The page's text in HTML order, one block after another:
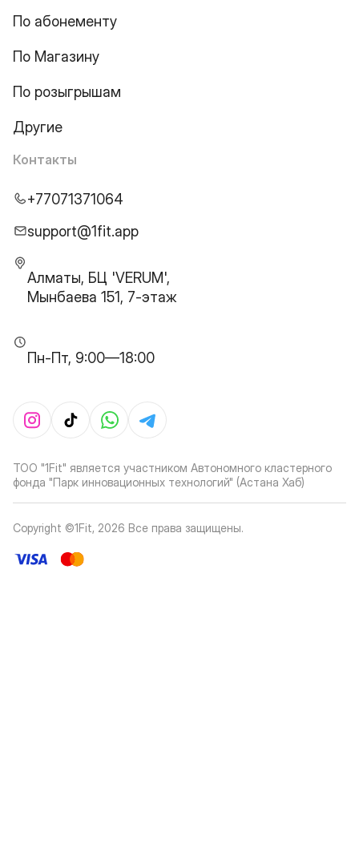
По абонементу
По Магазину
По розыгрышам
Другие
Контакты
+77071371064
support@1fit.app
Алматы, БЦ 'VERUM',
Мынбаева 151, 7-этаж
Пн-Пт, 9:00—18:00
ТОО "1Fit" является участником Автономного кластерного
фонда "Парк инновационных технологий" (Астана Хаб)
Copyright ©1Fit, 2026 Все права защищены.